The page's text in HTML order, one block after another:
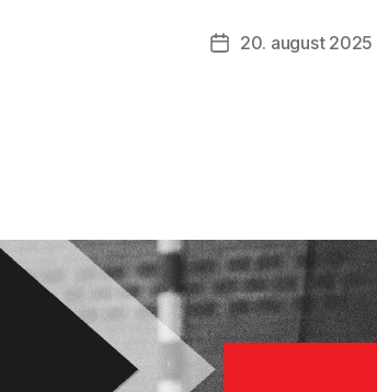
Post20. august 2025